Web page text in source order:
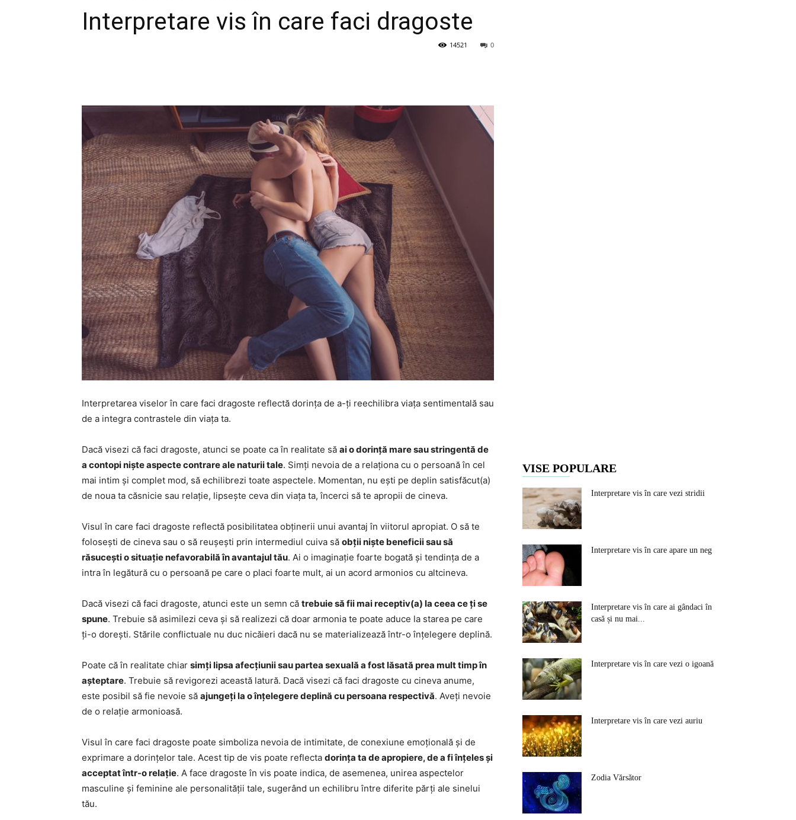
Interpretare vis în care faci dragoste
0
14521
Interpretarea viselor în care faci dragoste reflectă dorința de a-ți reechilibra viața sentimentală sau
de a integra contrastele din viața ta.
Dacă visezi că faci dragoste, atunci se poate ca în realitate să ai o dorință mare sau stringentă de
a contopi niște aspecte contrare ale naturii tale. Simți nevoia de a relaționa cu o persoană în cel
mai intim și complet mod, să echilibrezi toate aspectele. Momentan, nu ești pe deplin satisfăcut(a)
de noua ta căsnicie sau relație, lipsește ceva din viața ta, încerci să te apropii de cineva.
Visul în care faci dragoste reflectă posibilitatea obținerii unui avantaj în viitorul apropiat. O să te
folosești de cineva sau o să reușești prin intermediul cuiva să obții niște beneficii sau să
răsucești o situație nefavorabilă în avantajul tău. Ai o imaginație foarte bogată și tendința de a
intra în legătură cu o persoană pe care o placi foarte mult, ai un acord armonios cu altcineva.
Dacă visezi că faci dragoste, atunci este un semn că trebuie să fii mai receptiv(a) la ceea ce ți se
spune. Trebuie să asimilezi ceva și să realizezi că doar armonia te poate aduce la starea pe care
ți-o dorești. Stările conflictuale nu duc nicăieri dacă nu se materializează într-o înțelegere deplină.
Poate că în realitate chiar simți lipsa afecțiunii sau partea sexuală a fost lăsată prea mult timp în
așteptare. Trebuie să revigorezi această latură. Dacă visezi că faci dragoste cu cineva anume,
este posibil să fie nevoie să ajungeți la o înțelegere deplină cu persoana respectivă. Aveți nevoie
de o relație armonioasă.
Visul în care faci dragoste poate simboliza nevoia de intimitate, de conexiune emoțională și de
exprimare a dorințelor tale. Acest tip de vis poate reflecta dorința ta de apropiere, de a fi înțeles și
acceptat într-o relație. A face dragoste în vis poate indica, de asemenea, unirea aspectelor
masculine și feminine ale personalității tale, sugerând un echilibru între diferite părți ale sinelui
tău.
VISE POPULARE
Interpretare vis în care vezi stridii
Interpretare vis în care apare un neg
Interpretare vis în care ai gândaci în
casă și nu mai...
Interpretare vis în care vezi o igoană
Interpretare vis în care vezi auriu
Zodia Vărsător